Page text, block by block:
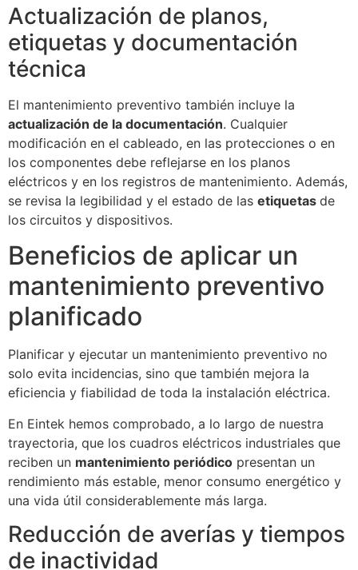
Actualización de planos,
etiquetas y documentación
técnica
El mantenimiento preventivo también incluye la
actualización de la documentación. Cualquier
modificación en el cableado, en las protecciones o en
los componentes debe reflejarse en los planos
eléctricos y en los registros de mantenimiento. Además,
se revisa la legibilidad y el estado de las etiquetas de
los circuitos y dispositivos.
Beneficios de aplicar un
mantenimiento preventivo
planificado
Planificar y ejecutar un mantenimiento preventivo no
solo evita incidencias, sino que también mejora la
eficiencia y fiabilidad de toda la instalación eléctrica.
En Eintek hemos comprobado, a lo largo de nuestra
trayectoria, que los cuadros eléctricos industriales que
reciben un mantenimiento periódico presentan un
rendimiento más estable, menor consumo energético y
una vida útil considerablemente más larga.
Reducción de averías y tiempos
de inactividad